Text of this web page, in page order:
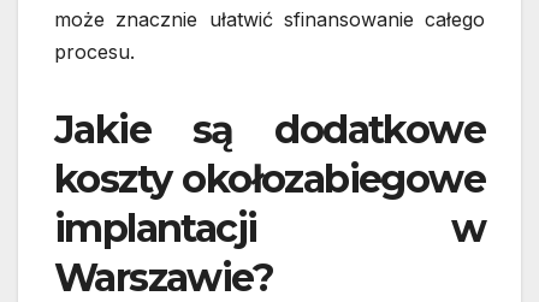
może znacznie ułatwić sfinansowanie całego
procesu.
Jakie są dodatkowe
koszty okołozabiegowe
implantacji w
Warszawie?